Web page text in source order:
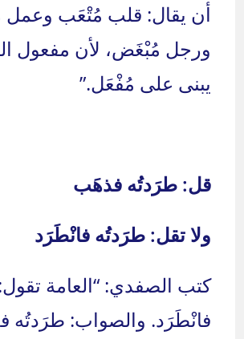
أن يقال: قلب مُتْعَب
ورجل مُبْغَض، لأن مفعول
يبنى على مُفْعَل.”
قل: طرَدتُه فذهَب
ولا تقل: طرَدتُه فانْطَرَد
كتب الصفدي: “العامة
فانْطَرَد. والصواب: طرَدتُه